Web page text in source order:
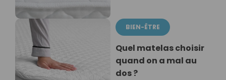
BIEN-ÊTRE
Quel matelas choisir
quand on a mal au
dos ?